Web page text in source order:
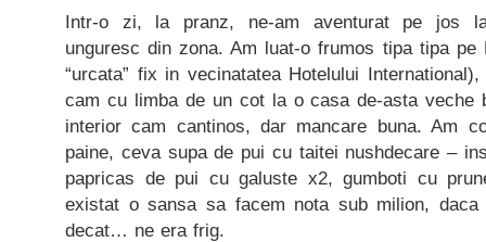
Intr-o zi, la pranz, ne-am aventurat pe jos
unguresc din zona. Am luat-o frumos tipa tipa pe
“urcata” fix in vecinatatea Hotelului
cam cu limba de un cot la o casa de-asta veche
interior cam cantinos, dar mancare buna. Am
paine, ceva supa de pui cu taitei nushdecare –
papricas de pui cu galuste x2, gumboti cu
existat o sansa sa facem nota sub milion,
decat… ne era frig.